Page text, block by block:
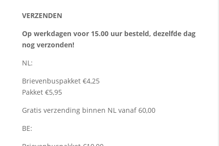
VERZENDEN
Op werkdagen voor 15.00 uur besteld, dezelfde dag
nog verzonden!
NL:
Brievenbuspakket €4,25
Pakket €5,95
Gratis verzending binnen NL vanaf 60,00
BE: